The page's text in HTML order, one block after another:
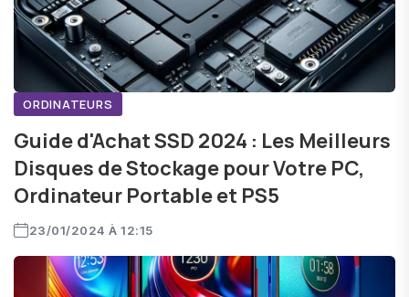
ORDINATEURS
Guide d'Achat SSD 2024 : Les Meilleurs
Disques de Stockage pour Votre PC,
Ordinateur Portable et PS5
23/01/2024 À 12:15